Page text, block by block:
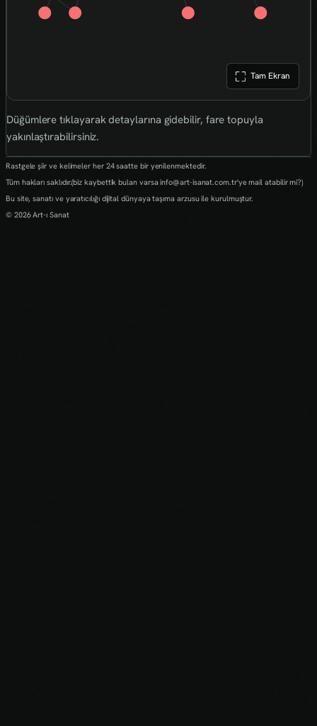
Tam Ekran
Düğümlere tıklayarak detaylarına gidebilir, fare topuyla
yakınlaştırabilirsiniz.
Rastgele şiir ve kelimeler her 24 saatte bir yenilenmektedir.
Tüm hakları saklıdır.(biz kaybettik bulan varsa info@art-isanat.com.tr'ye mail atabilir mi?)
Bu site, sanatı ve yaratıcılığı dijital dünyaya taşıma arzusu ile kurulmuştur.
© 2026 Art-ı Sanat